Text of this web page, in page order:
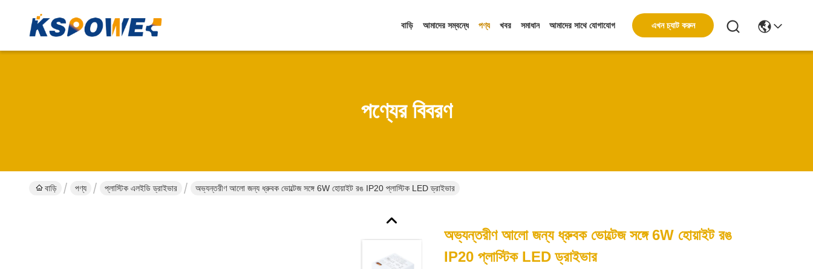
বাড়ি আমাদের সম্বন্ধে পণ্য খবর সমাধান আমাদের সাথে যোগাযোগ এখন চ্যাট করুন
পণ্যের বিবরণ
বাড়ি পণ্য প্লাস্টিক এলইডি ড্রাইভার অভ্যন্তরীণ আলো জন্য ধ্রুবক ভোল্টেজ সঙ্গে 6W হোয়াইট রঙ IP20 প্লাস্টিক LED ড্রাইভার
অভ্যন্তরীণ আলো জন্য ধ্রুবক ভোল্টেজ সঙ্গে 6W হোয়াইট রঙ
IP20 প্লাস্টিক LED ড্রাইভার